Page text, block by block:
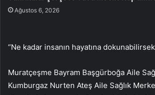
Ağustos 6, 2026
“Ne kadar insanın hayatına
Muratçeşme Bayram Başgürboğa Aile
Kumburgaz Nurten Ateş Aile Sağlık